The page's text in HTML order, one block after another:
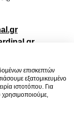
επισκεπτών
εξατομικευμένο
ιστοτόπου. Για
χρησιμοποιούμε,